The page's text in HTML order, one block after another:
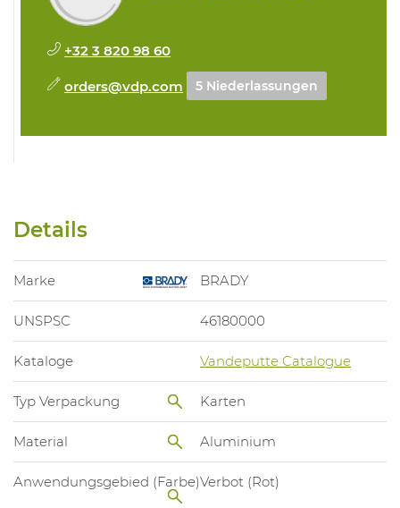
+32 3 820 98 60
orders@vdp.com 5 Niederlassungen
Details
Marke BRADY
UNSPSC 46180000
Kataloge Vandeputte Catalogue
Typ Verpackung Karten
Material Aluminium
Anwendungsgebied (Farbe)Verbot (Rot)